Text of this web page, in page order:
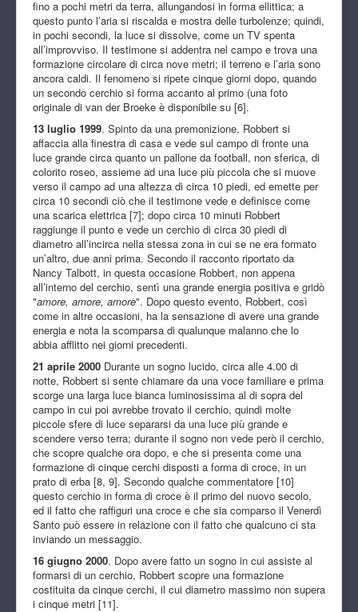
fino a pochi metri da terra, allungandosi in forma ellittica; a
questo punto l’aria si riscalda e mostra delle turbolenze; quindi,
in pochi secondi, la luce si dissolve, come un TV spenta
all’improvviso. Il testimone si addentra nel campo e trova una
formazione circolare di circa nove metri; il terreno e l’aria sono
ancora caldi. Il fenomeno si ripete cinque giorni dopo, quando
un secondo cerchio si forma accanto al primo (una foto
originale di van der Broeke è disponibile su [6].
13 luglio 1999. Spinto da una premonizione, Robbert si
affaccia alla finestra di casa e vede sul campo di fronte una
luce grande circa quanto un pallone da football, non sferica, di
colorito roseo, assieme ad una luce più piccola che si muove
verso il campo ad una altezza di circa 10 piedi, ed emette per
circa 10 secondi ciò che il testimone vede e definisce come
una scarica elettrica [7]; dopo circa 10 minuti Robbert
raggiunge il punto e vede un cerchio di circa 30 piedi di
diametro all’incirca nella stessa zona in cui se ne era formato
un’altro, due anni prima. Secondo il racconto riportato da
Nancy Talbott, in questa occasione Robbert, non appena
all’interno del cerchio, sentì una grande energia positiva e gridò
"amore, amore, amore". Dopo questo evento, Robbert, così
come in altre occasioni, ha la sensazione di avere una grande
energia e nota la scomparsa di qualunque malanno che lo
abbia afflitto nei giorni precedenti.
21 aprile 2000 Durante un sogno lucido, circa alle 4.00 di
notte, Robbert si sente chiamare da una voce familiare e prima
scorge una larga luce bianca luminosissima al di sopra del
campo in cui poi avrebbe trovato il cerchio, quindi molte
piccole sfere di luce separarsi da una luce più grande e
scendere verso terra; durante il sogno non vede però il cerchio,
che scopre qualche ora dopo, e che si presenta come una
formazione di cinque cerchi disposti a forma di croce, in un
prato di erba [8, 9]. Secondo qualche commentatore [10]
questo cerchio in forma di croce è il primo del nuovo secolo,
ed il fatto che raffiguri una croce e che sia comparso il Venerdì
Santo può essere in relazione con il fatto che qualcuno ci sta
inviando un messaggio.
16 giugno 2000. Dopo avere fatto un sogno in cui assiste al
formarsi di un cerchio, Robbert scopre una formazione
costituita da cinque cerchi, il cui diametro massimo non supera
i cinque metri [11].